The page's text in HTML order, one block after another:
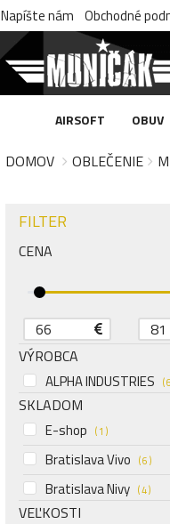
Napíšte nám Obchodné
AIRSOFT OBUV
DOMOV OBLEČENIE
FILTER
CENA
VÝROBCA
ALPHA INDUSTRIES (
SKLADOM
E-shop ( 1 )
Bratislava Vivo ( 6 )
Bratislava Nivy ( 4 )
VEĽKOSTI